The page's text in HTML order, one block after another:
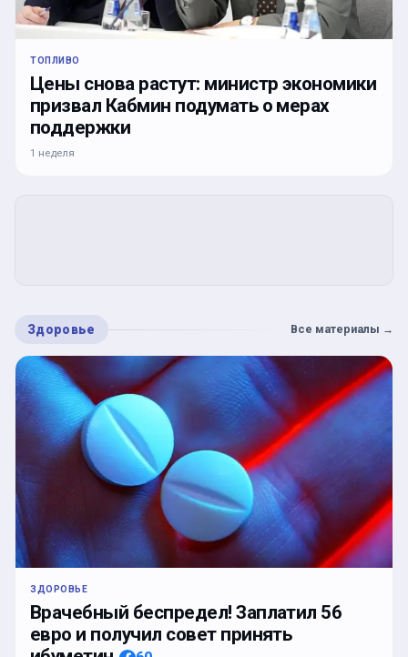
ТОПЛИВО
Цены снова растут: министр экономики
призвал Кабмин подумать о мерах
поддержки
1 неделя
Здоровье Все материалы →
ЗДОРОВЬЕ
Врачебный беспредел! Заплатил 56
евро и получил совет принять